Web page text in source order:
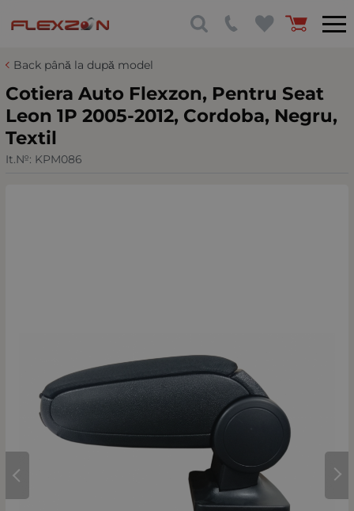
Back până la după model
Cotiera Auto Flexzon, Pentru Seat
Leon 1P 2005-2012, Cordoba, Negru,
Textil
It.№: KPM086